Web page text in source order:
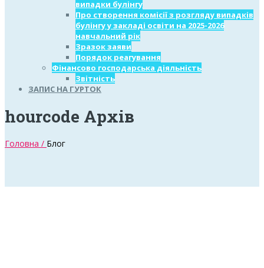
випадки булінгу
Про створення комісії з розгляду випадків
булінгу у закладі освіти на 2025-2026
навчальний рік
Зразок заяви
Порядок реагування
Фінансово господарська діяльність
Звітність
ЗАПИС НА ГУРТОК
hourcode Архів
Головна / Блог